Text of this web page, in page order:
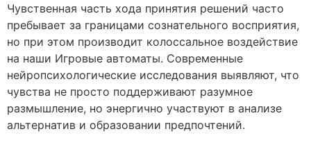
Чувственная часть хода принятия решений часто
пребывает за границами сознательного восприятия,
но при этом производит колоссальное воздействие
на наши Игровые автоматы. Современные
нейропсихологические исследования выявляют, что
чувства не просто поддерживают разумное
размышление, но энергично участвуют в анализе
альтернатив и образовании предпочтений.